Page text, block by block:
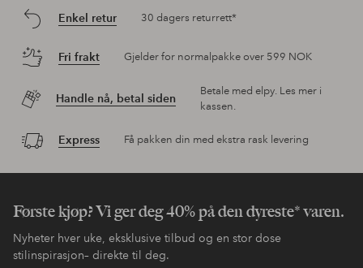
Enkel retur 30 dagers returrett*
Fri frakt Gjelder for normalpakke over 599 NOK
Handle nå, betal siden
Betale med elpy. Les mer i
kassen.
Express Få pakken din med ekstra rask levering
Første kjøp? Vi ger deg 40% på den dyreste* varen.
Nyheter hver uke, eksklusive tilbud og en stor dose
stilinspirasjon– direkte til deg.